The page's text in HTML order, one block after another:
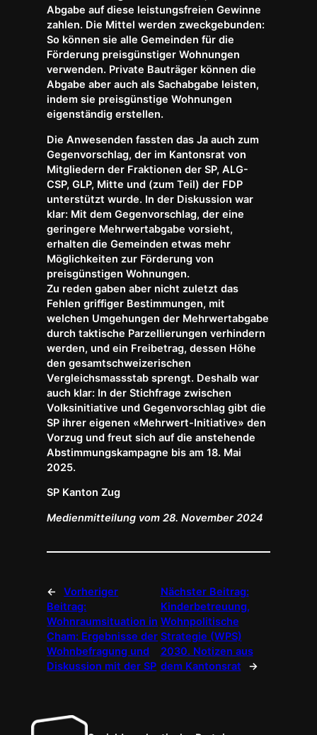
Abgabe auf diese leistungsfreien Gewinne
zahlen. Die Mittel werden zweckgebunden:
So können sie alle Gemeinden für die
Förderung preisgünstiger Wohnungen
verwenden. Private Bauträger können die
Abgabe aber auch als Sachabgabe leisten,
indem sie preisgünstige Wohnungen
eigenständig erstellen.
Die Anwesenden fassten das Ja auch zum
Gegenvorschlag, der im Kantonsrat von
Mitgliedern der Fraktionen der SP, ALG-
CSP, GLP, Mitte und (zum Teil) der FDP
unterstützt wurde. In der Diskussion war
klar: Mit dem Gegenvorschlag, der eine
geringere Mehrwertabgabe vorsieht,
erhalten die Gemeinden etwas mehr
Möglichkeiten zur Förderung von
preisgünstigen Wohnungen.
Zu reden gaben aber nicht zuletzt das
Fehlen griffiger Bestimmungen, mit
welchen Umgehungen der Mehrwertabgabe
durch taktische Parzellierungen verhindern
werden, und ein Freibetrag, dessen Höhe
den gesamtschweizerischen
Vergleichsmassstab sprengt. Deshalb war
auch klar: In der Stichfrage zwischen
Volksinitiative und Gegenvorschlag gibt die
SP ihrer eigenen «Mehrwert-Initiative» den
Vorzug und freut sich auf die anstehende
Abstimmungskampagne bis am 18. Mai
2025.
SP Kanton Zug
Medienmitteilung vom 28. November 2024
←
Vorheriger
Beitrag:
Wohnraumsituation in
Cham: Ergebnisse der
Wohnbefragung und
Diskussion mit der SP
Nächster Beitrag:
Kinderbetreuung,
Wohnpolitische
Strategie (WPS)
2030. Notizen aus
dem Kantonsrat
→